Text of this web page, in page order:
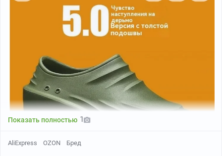
Показать полностью 1
AliExpress OZON Бред